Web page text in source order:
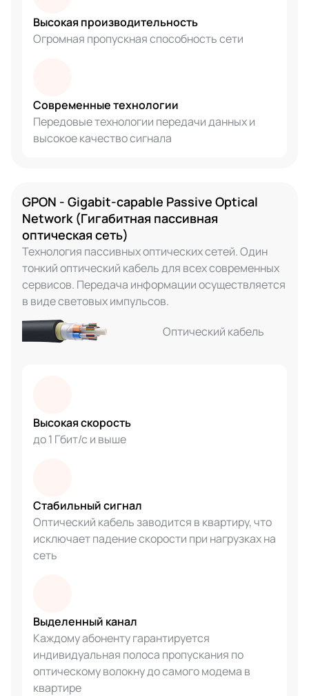
Высокая производительность
Огромная пропускная способность сети
Современные технологии
Передовые технологии передачи данных и
высокое качество сигнала
GPON - Gigabit-capable Passive Optical
Network (Гигабитная пассивная
оптическая сеть)
Технология пассивных оптических сетей. Один
тонкий оптический кабель для всех современных
сервисов. Передача информации осуществляется
в виде световых импульсов.
Оптический кабель
Высокая скорость
до 1 Гбит/с и выше
Стабильный сигнал
Оптический кабель заводится в квартиру, что
исключает падение скорости при нагрузках на
сеть
Выделенный канал
Каждому абоненту гарантируется
индивидуальная полоса пропускания по
оптическому волокну до самого модема в
квартире